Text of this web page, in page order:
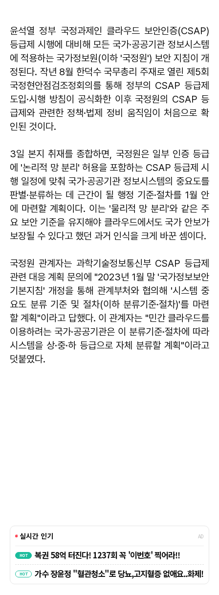
윤석열 정부 국정과제인 클라우드 보안인증(CSAP)
등급제 시행에 대비해 모든 국가·공공기관 정보시스템
에 적용하는 국가정보원(이하 '국정원') 보안 지침이 개
정된다. 작년 8월 한덕수 국무총리 주재로 열린 제5회
국정현안점검조정회의를 통해 정부의 CSAP 등급제
도입·시행 방침이 공식화한 이후 국정원의 CSAP 등
급제와 관련한 정책·법제 정비 움직임이 처음으로 확
인된 것이다.
3일 본지 취재를 종합하면, 국정원은 일부 인증 등급
에 '논리적 망 분리' 허용을 포함하는 CSAP 등급제 시
행 일정에 맞춰 국가·공공기관 정보시스템의 중요도를
판별·분류하는 데 근간이 될 행정 기준·절차를 1월 안
에 마련할 계획이다. 이는 '물리적 망 분리'와 같은 주
요 보안 기준을 유지해야 클라우드에서도 국가 안보가
보장될 수 있다고 했던 과거 인식을 크게 바꾼 셈이다.
국정원 관계자는 과학기술정보통신부 CSAP 등급제
관련 대응 계획 문의에 "2023년 1월 말 '국가정보보안
기본지침' 개정을 통해 관계부처와 협의해 '시스템 중
요도 분류 기준 및 절차(이하 분류기준·절차)'를 마련
할 계획"이라고 답했다. 이 관계자는 "민간 클라우드를
이용하려는 국가·공공기관은 이 분류기준·절차에 따라
시스템을 상·중·하 등급으로 자체 분류할 계획"이라고
덧붙였다.